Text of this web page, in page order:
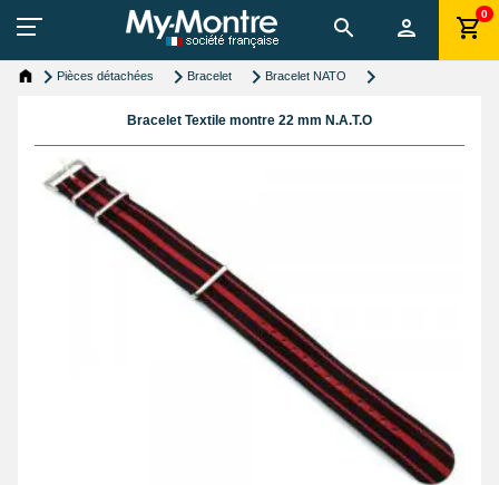
0
Pièces détachées Bracelet Bracelet NATO
Bracelet Textile montre 22 mm N.A.T.O